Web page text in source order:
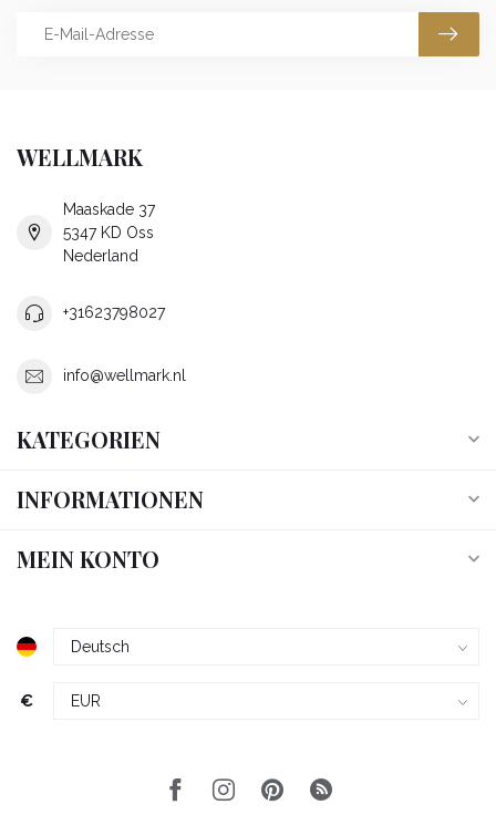
WELLMARK
Maaskade 37
5347 KD Oss
Nederland
+31623798027
info@wellmark.nl
KATEGORIEN
INFORMATIONEN
MEIN KONTO
€